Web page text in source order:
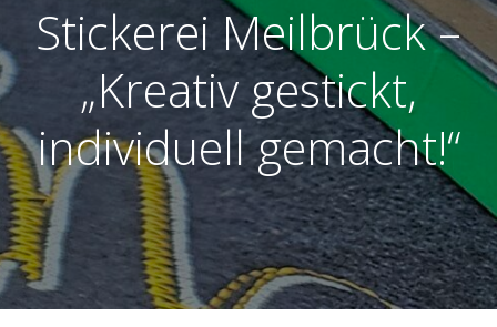
Stickerei Meilbrück –
„Kreativ gestickt,
individuell gemacht!“